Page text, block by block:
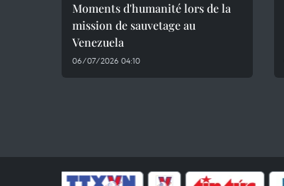
Moments d'humanité lors de la
mission de sauvetage au
Venezuela
06/07/2026 04:10